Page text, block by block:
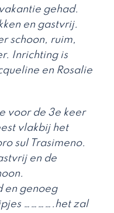
gehad.
en gastvrij.
schoon, ruim,
Inrichting is
en Rosalie
voor de 3e keer
vlakbij het
sul Trasimeno.
en de
en genoeg
………….het zal